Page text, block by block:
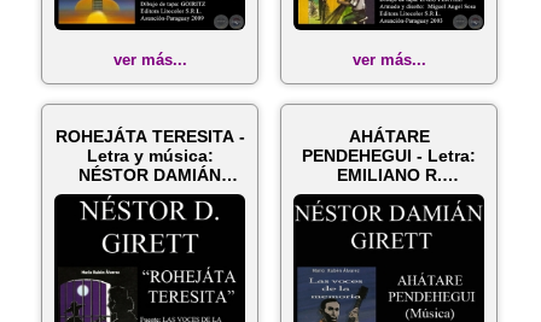
ver más... ver más...
ROHEJÁTA TERESITA -
Letra y música:
NÉSTOR DAMIÁN
GIRETT
AHÁTARE
PENDEHEGUI - Letra:
EMILIANO R.
FERNÁNDEZ - Música:
NÉSTO...